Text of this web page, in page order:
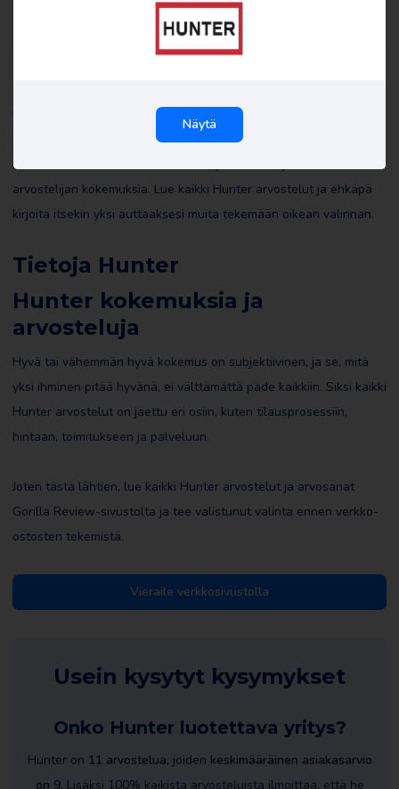
Kaikki arvostelut Hunter sivustolla Review Gorilla ovat todellisten
kuluttajien kirjoittamia, joilla on todellisia kokemuksia. Me tai
kukaan muu ei ole muokannut niitä, joten ne heijastavat
arvostelijan kokemuksia. Lue kaikki Hunter arvostelut ja ehkäpä
kirjoita itsekin yksi auttaaksesi muita tekemään oikean valinnan.
Tietoja Hunter
Hunter kokemuksia ja
arvosteluja
Hyvä tai vähemmän hyvä kokemus on subjektiivinen, ja se, mitä
yksi ihminen pitää hyvänä, ei välttämättä päde kaikkiin. Siksi kaikki
Hunter arvostelut on jaettu eri osiin, kuten tilausprosessiin,
hintaan, toimitukseen ja palveluun.
Joten tästä lähtien, lue kaikki Hunter arvostelut ja arvosanat
Gorilla Review-sivustolta ja tee valistunut valinta ennen verkko-
ostosten tekemistä.
Vieraile verkkosivustolla
Usein kysytyt kysymykset
Onko Hunter luotettava yritys?
Hunter on 11 arvostelua, joiden keskimääräinen asiakasarvio
on 9. Lisäksi 100% kaikista arvosteluista ilmoittaa, että he
Näytä